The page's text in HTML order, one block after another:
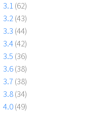
3.1(62)
3.2(43)
3.3 (44)
3.4(42)
3.5 (36)
3.6(38)
3.7 (38)
3.8(34)
4.0(49)